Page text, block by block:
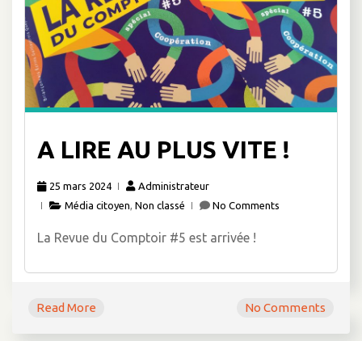
A LIRE AU PLUS VITE !
25 mars 2024
Administrateur
Média citoyen Non classé No Comments
La Revue du Comptoir #5 est arrivée !
Read More No Comments